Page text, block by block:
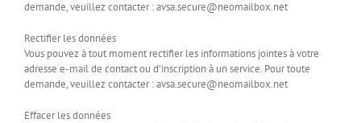
demande, veuillez contacter : avsa.secure@neomailbox.net
Rectifier les données
Vous pouvez à tout moment rectifier les informations jointes à votre
adresse e-mail de contact ou d’inscription à un service. Pour toute
demande, veuillez contacter : avsa.secure@neomailbox.net
Effacer les données